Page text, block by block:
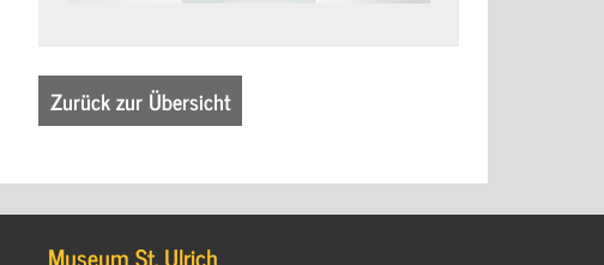
Zurück zur Übersicht